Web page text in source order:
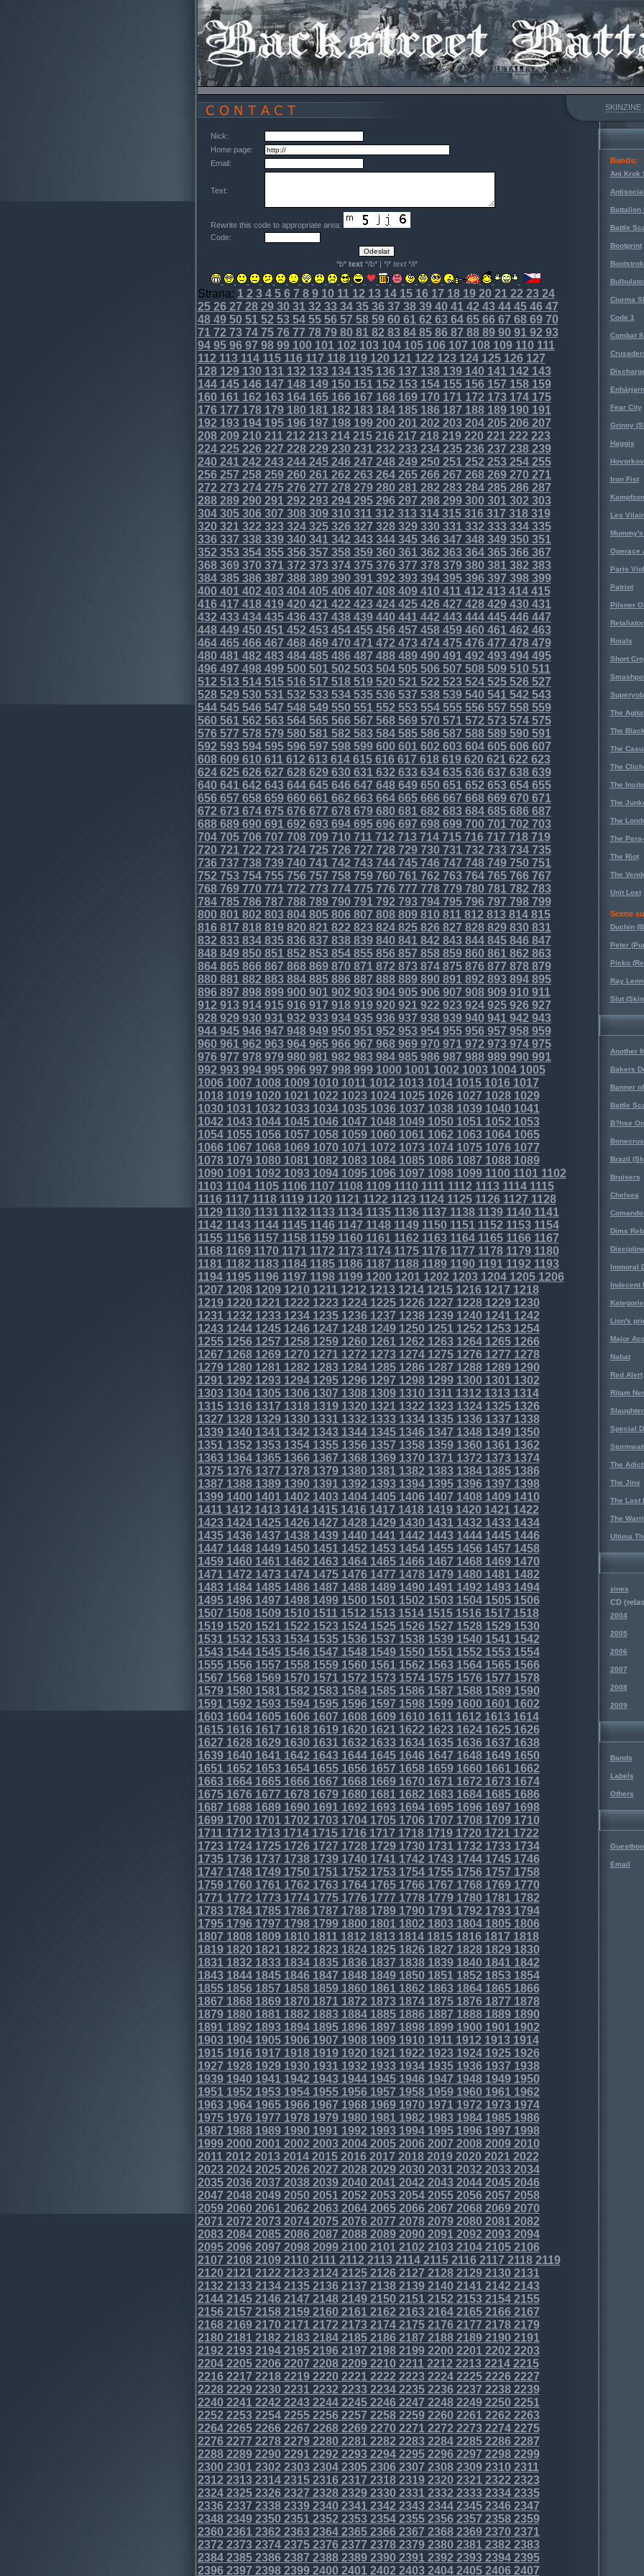
SKINZINE
Nick:
Home page:
Email:
Text:
Rewrite this code to appropriate area:
Code:
*b* text*/b* | *i* text*/i*
Strana: 12 34567 89101112 1314151617 1819202122 2324
252627 2829303132 3334353637 3839404142 4344454647
4849505152 5354555657 5859606162 6364656667 686970
7172 7374757677 7879808182 8384858687 8889909192 93
94959697 9899100101102 103104105106107 108109110111
112 113114115116117 118119120121122 123124125126127
128129130131132 133134135136137 138139140141142 143
144145146147 148149150151152 153154155156157 158159
160161162 163164165166167 168169170171172 173174175
176177 178179180181182 183184185186187 188189190191
192 193194195196197 198199200201202 203204205206207
208209210211212 213214215216217 218219220221222 223
224225226227 228229230231232 233234235236237 238239
240241242 243244245246247 248249250251252 253254255
256257 258259260261262 263264265266267 268269270271
272 273274275276277 278279280281282 283284285286287
288289290291292 293294295296297 298299300301302 303
304305306307 308309310311312 313314315316317 318319
320321322 323324325326327 328329330331332 333334335
336337 338339340341342 343344345346347 348349350351
352 353354355356357 358359360361362 363364365366367
368369370371372 373374375376377 378379380381382 383
384385386387 388389390391392 393394395396397 398399
400401402 403404405406407 408409410411412 413414415
416417 418419420421422 423424425426427 428429430431
432 433434435436437 438439440441442 443444445446447
448449450451452 453454455456457 458459460461462 463
464465466467 468469470471472 473474475476477 478479
480481482 483484485486487 488489490491492 493494495
496497 498499500501502 503504505506507 508509510511
512 513514515516517 518519520521522 523524525526527
528529530531532 533534535536537 538539540541542 543
544545546547 548549550551552 553554555556557 558559
560561562 563564565566567 568569570571572 573574575
576577 578579580581582 583584585586587 588589590591
592 593594595596597 598599600601602 603604605606607
608609610611612 613614615616617 618619620621622 623
624625626627 628629630631632 633634635636637 638639
640641642 643644645646647 648649650651652 653654655
656657 658659660661662 663664665666667 668669670671
672 673674675676677 678679680681682 683684685686687
688689690691692 693694695696697 698699700701702 703
704705706707 708709710711712 713714715716717 718719
720721722 723724725726727 728729730731732 733734735
736737 738739740741742 743744745746747 748749750751
752 753754755756757 758759760761762 763764765766767
768769770771772 773774775776777 778779780781782 783
784785786787 788789790791792 793794795796797 798799
800801802 803804805806807 808809810811812 813814815
816817 818819820821822 823824825826827 828829830831
832 833834835836837 838839840841842 843844845846847
848849850851852 853854855856857 858859860861862 863
864865866867 868869870871872 873874875876877 878879
880881882 883884885886887 888889890891892 893894895
896897 898899900901902 903904905906907 908909910911
912 913914915916917 918919920921922 923924925926927
928929930931932 933934935936937 938939940941942 943
944945946947 948949950951952 953954955956957 958959
960961962 963964965966967 968969970971972 973974975
976977 978979980981982 983984985986987 988989990991
992 993994995996997 998999100010011002 100310041005
10061007 10081009101010111012 10131014101510161017
10181019102010211022 10231024102510261027 10281029
103010311032 10331034103510361037 1038103910401041
1042 10431044104510461047 10481049105010511052 1053
1054105510561057 10581059106010611062 106310641065
10661067 10681069107010711072 10731074107510761077
10781079108010811082 10831084108510861087 10881089
109010911092 10931094109510961097 10981099110011011102
11031104110511061107 11081109111011111112 111311141115
11161117 11181119112011211122 11231124112511261127 1128
1129113011311132 11331134113511361137 1138113911401141
1142 11431144114511461147 11481149115011511152 11531154
115511561157 11581159116011611162 11631164116511661167
11681169117011711172 11731174117511761177 117811791180
11811182 11831184118511861187 11881189119011911192 1193
1194119511961197 11981199120012011202 1203120412051206
1207 12081209121012111212 12131214121512161217 1218
1219122012211222 12231224122512261227 122812291230
12311232 12331234123512361237 12381239124012411242
12431244124512461247 12481249125012511252 12531254
125512561257 12581259126012611262 1263126412651266
1267 12681269127012711272 12731274127512761277 1278
1279128012811282 12831284128512861287 128812891290
12911292 12931294129512961297 12981299130013011302
13031304130513061307 13081309131013111312 13131314
131513161317 13181319132013211322 1323132413251326
1327 13281329133013311332 13331334133513361337 1338
1339134013411342 13431344134513461347 134813491350
13511352 13531354135513561357 13581359136013611362
13631364136513661367 13681369137013711372 13731374
137513761377 13781379138013811382 1383138413851386
1387 13881389139013911392 13931394139513961397 1398
1399140014011402 14031404140514061407 140814091410
14111412 14131414141514161417 14181419142014211422
14231424142514261427 14281429143014311432 14331434
143514361437 14381439144014411442 1443144414451446
1447 14481449145014511452 14531454145514561457 1458
1459146014611462 14631464146514661467 146814691470
14711472 14731474147514761477 14781479148014811482
14831484148514861487 14881489149014911492 14931494
149514961497 14981499150015011502 1503150415051506
1507 15081509151015111512 15131514151515161517 1518
1519152015211522 15231524152515261527 152815291530
15311532 15331534153515361537 15381539154015411542
15431544154515461547 15481549155015511552 15531554
155515561557 15581559156015611562 1563156415651566
1567 15681569157015711572 15731574157515761577 1578
1579158015811582 15831584158515861587 158815891590
15911592 15931594159515961597 15981599160016011602
16031604160516061607 16081609161016111612 16131614
161516161617 16181619162016211622 1623162416251626
1627 16281629163016311632 16331634163516361637 1638
1639164016411642 16431644164516461647 164816491650
16511652 16531654165516561657 16581659166016611662
16631664166516661667 16681669167016711672 16731674
167516761677 16781679168016811682 1683168416851686
1687 16881689169016911692 16931694169516961697 1698
1699170017011702 17031704170517061707 170817091710
17111712 17131714171517161717 17181719172017211722
17231724172517261727 17281729173017311732 17331734
173517361737 17381739174017411742 1743174417451746
1747 17481749175017511752 17531754175517561757 1758
1759176017611762 17631764176517661767 176817691770
17711772 17731774177517761777 17781779178017811782
17831784178517861787 17881789179017911792 17931794
179517961797 17981799180018011802 1803180418051806
1807 18081809181018111812 18131814181518161817 1818
1819182018211822 18231824182518261827 182818291830
18311832 18331834183518361837 18381839184018411842
18431844184518461847 18481849185018511852 18531854
185518561857 18581859186018611862 1863186418651866
1867 18681869187018711872 18731874187518761877 1878
1879188018811882 18831884188518861887 188818891890
18911892 18931894189518961897 18981899190019011902
19031904190519061907 19081909191019111912 19131914
191519161917 19181919192019211922 1923192419251926
1927 19281929193019311932 19331934193519361937 1938
1939194019411942 19431944194519461947 194819491950
19511952 19531954195519561957 19581959196019611962
19631964196519661967 19681969197019711972 19731974
197519761977 19781979198019811982 1983198419851986
1987 19881989199019911992 19931994199519961997 1998
1999200020012002 20032004200520062007 200820092010
20112012 20132014201520162017 20182019202020212022
20232024202520262027 20282029203020312032 20332034
203520362037 20382039204020412042 2043204420452046
2047 20482049205020512052 20532054205520562057 2058
2059206020612062 20632064206520662067 206820692070
20712072 20732074207520762077 20782079208020812082
20832084208520862087 20882089209020912092 20932094
209520962097 20982099210021012102 2103210421052106
2107 21082109211021112112 21132114211521162117 21182119
212021212122 21232124212521262127 2128212921302131
2132 21332134213521362137 21382139214021412142 2143
2144214521462147 21482149215021512152 215321542155
21562157 21582159216021612162 21632164216521662167
21682169217021712172 21732174217521762177 21782179
218021812182 21832184218521862187 2188218921902191
2192 21932194219521962197 21982199220022012202 2203
2204220522062207 22082209221022112212 221322142215
22162217 22182219222022212222 22232224222522262227
22282229223022312232 22332234223522362237 22382239
224022412242 22432244224522462247 2248224922502251
2252 22532254225522562257 22582259226022612262 2263
2264226522662267 22682269227022712272 227322742275
22762277 22782279228022812282 22832284228522862287
22882289229022912292 22932294229522962297 22982299
230023012302 23032304230523062307 2308230923102311
2312 23132314231523162317 23182319232023212322 2323
2324232523262327 23282329233023312332 233323342335
23362337 23382339234023412342 23432344234523462347
23482349235023512352 23532354235523562357 23582359
236023612362 23632364236523662367 2368236923702371
2372 23732374237523762377 23782379238023812382 2383
2384238523862387 23882389239023912392 239323942395
23962397 23982399240024012402 24032404240524062407
Bands:
Ani Krok
Battalion
Battle
Bootprint
Ciurma
Code 1
Combat
Fear City
Grinny
Haggis
Iron Fist
Les
Operace
Paris
Patriot
Pilsner
Retaliator
Roials
Short
Superyob
The
The
The
The
The
The
The
The
The Riot
The
Unit Lost
Scene
Duchin
Peter
Picko
Ray
Slut
Another
Bakers
Banner
Battle
B?hse
Brazil
Bruisers
Chelsea
Dims
Immoral
Indecent
Lion's
Major
Nabat
Red Alert
Ritam
Special
The
The Jinx
The Last
The
Ultima
zines
CD
2004
2005
2006
2007
2008
2009
Bands
Labels
Others
Email